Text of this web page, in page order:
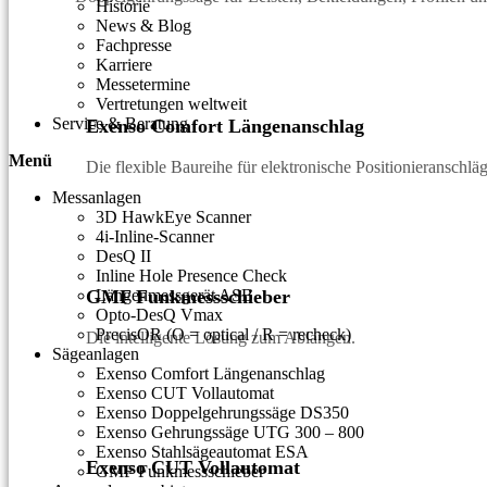
Exenso Comfort Längenanschlag
Die flexible Baureihe für elektronische
GMF Funkmessschieber
Die intelligente Lösung zum Ablängen.
Exenso CUT Vollautomat
Historie
News & Blog
Fachpresse
Karriere
Messetermine
Vertretungen weltweit
Service & Beratung
Menü
Messanlagen
3D HawkEye Scanner
4i-Inline-Scanner
DesQ II
Inline Hole Presence Check
Längenmessgerät ASB
Opto-DesQ Vmax
PrecisOR (O = optical / R = recheck)
Sägeanlagen
Exenso Comfort Längenanschlag
Exenso CUT Vollautomat
Exenso Doppelgehrungssäge DS350
Exenso Gehrungssäge UTG 300 – 800
Exenso Stahlsägeautomat ESA
GMF Funkmessschieber